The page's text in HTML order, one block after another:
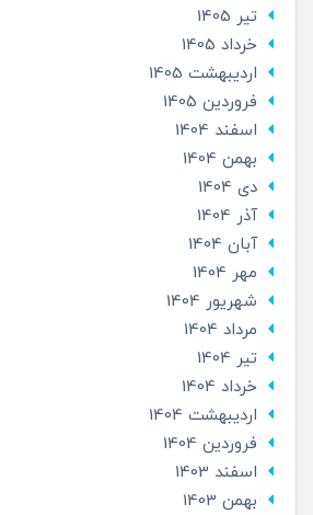
تير 1405
خرداد 1405
ارديبهشت 1405
فروردین 1405
اسفند 1404
بهمن 1404
دی 1404
آذر 1404
آبان 1404
مهر 1404
شهریور 1404
مرداد 1404
تير 1404
خرداد 1404
ارديبهشت 1404
فروردین 1404
اسفند 1403
بهمن 1403